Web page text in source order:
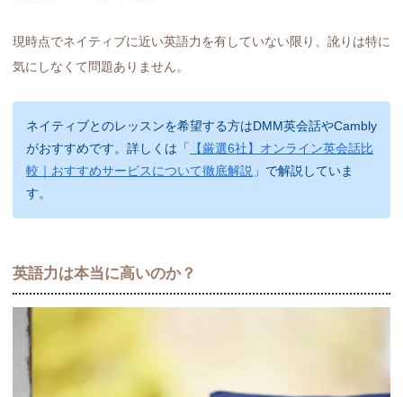
現時点でネイティブに近い英語力を有していない限り、訛りは特に
気にしなくて問題ありません。
ネイティブとのレッスンを希望する方はDMM英会話やCambly
がおすすめです。詳しくは「
【厳選6社】オンライン英会話比
較｜おすすめサービスについて徹底解説 」で解説していま
す。
英語力は本当に高いのか？